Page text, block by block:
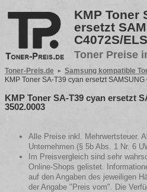
KMP Toner
ersetzt
C4072S/
Toner Preise
Toner-Preis.de
Samsung kompatible
KMP Toner SA-T39 cyan ersetzt
KMP Toner SA-T39 cyan ersetzt
3502.0003
Alle Preise inkl. Mehrwertsteuer.
Unternehmen (§ 5b Abs. 1 Nr. 6
Im Preisvergleich sind sehr
Online-Shops gelistet.
auf den Angaben des jeweiligen
der Angabe "Preis vom". Die